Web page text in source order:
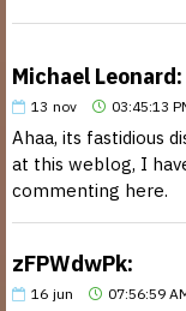
Michael Leonard:
13 nov 03:45:13
Ahaa, its fastidious
at this weblog, I
commenting here.
zFPWdwPk:
16 jun 07:56:59